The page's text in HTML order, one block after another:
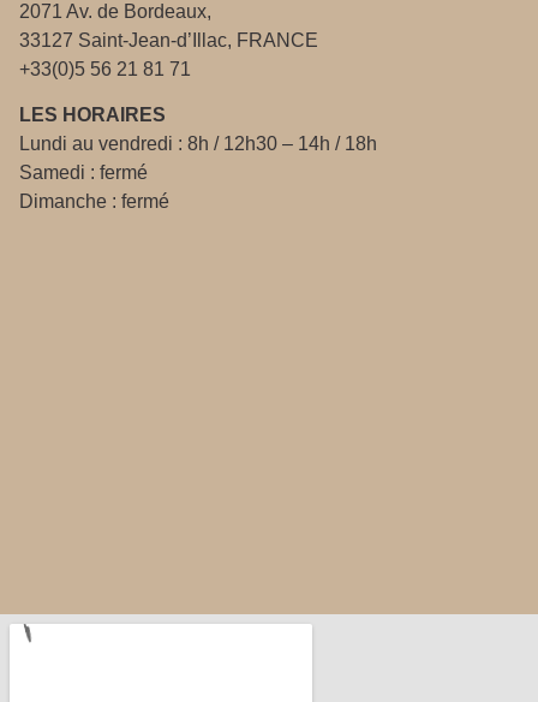
2071 Av. de Bordeaux,
33127 Saint-Jean-d’Illac, FRANCE
+33(0)5 56 21 81 71
LES HORAIRES
Lundi au vendredi : 8h / 12h30 – 14h / 18h
Samedi : fermé
Dimanche : fermé